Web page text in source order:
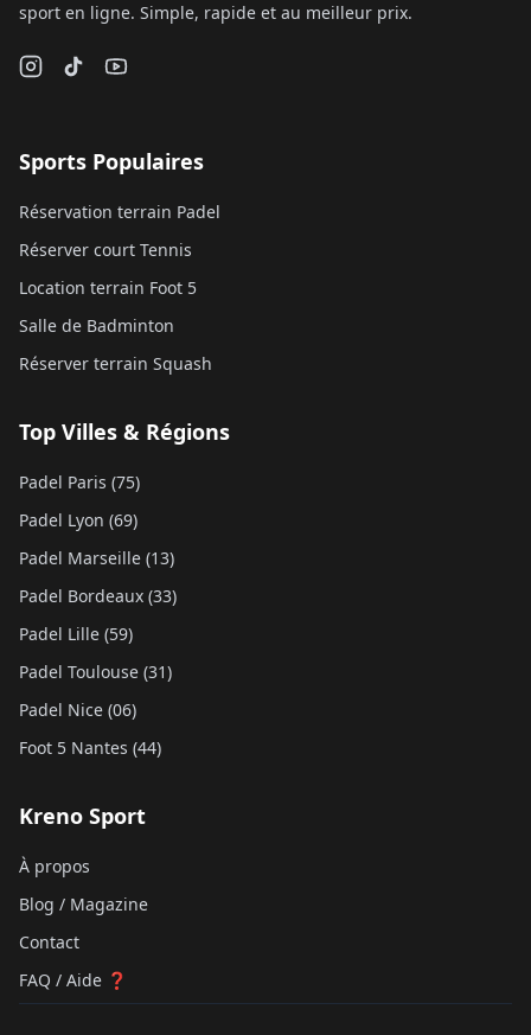
sport en ligne. Simple, rapide et au meilleur prix.
Sports Populaires
Réservation terrain Padel
Réserver court Tennis
Location terrain Foot 5
Salle de Badminton
Réserver terrain Squash
Top Villes & Régions
Padel Paris (75)
Padel Lyon (69)
Padel Marseille (13)
Padel Bordeaux (33)
Padel Lille (59)
Padel Toulouse (31)
Padel Nice (06)
Foot 5 Nantes (44)
Kreno Sport
À propos
Blog / Magazine
Contact
FAQ / Aide ❓